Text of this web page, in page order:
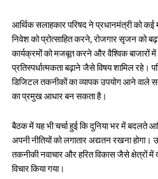
आर्थिक सलाहकार परिषद ने प्रधानमंत्री को कई
निवेश को प्रोत्साहित करने, रोजगार सृजन को
कार्यक्रमों को मजबूत करने और वैश्विक बाजारों में
प्रतिस्पर्धात्मकता बढ़ाने जैसे विषय शामिल रहे।
डिजिटल तकनीकों का व्यापक उपयोग आने वाले
का प्रमुख आधार बन सकता है।
बैठक में यह भी चर्चा हुई कि दुनिया भर में बदलते
अपनी नीतियों को लगातार अद्यतन रखना होगा।
तकनीकी नवाचार और हरित विकास जैसे क्षेत्रों में
विचार किया गया।